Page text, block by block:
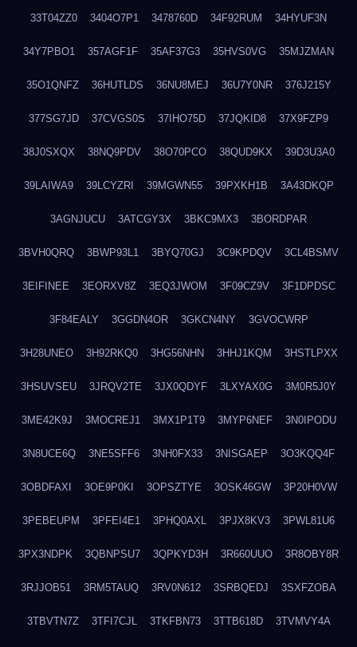
33T04ZZ0 3404O7P1 3478760D 34F92RUM 34HYUF3N
34Y7PBO1 357AGF1F 35AF37G3 35HVS0VG 35MJZMAN
35O1QNFZ 36HUTLDS 36NU8MEJ 36U7Y0NR 376J215Y
377SG7JD 37CVGS0S 37IHO75D 37JQKID8 37X9FZP9
38J0SXQX 38NQ9PDV 38O70PCO 38QUD9KX 39D3U3A0
39LAIWA9 39LCYZRI 39MGWN55 39PXKH1B 3A43DKQP
3AGNJUCU 3ATCGY3X 3BKC9MX3 3BORDPAR
3BVH0QRQ 3BWP93L1 3BYQ70GJ 3C9KPDQV 3CL4BSMV
3EIFINEE 3EORXV8Z 3EQ3JWOM 3F09CZ9V 3F1DPDSC
3F84EALY 3GGDN4OR 3GKCN4NY 3GVOCWRP
3H28UNEO 3H92RKQ0 3HG56NHN 3HHJ1KQM 3HSTLPXX
3HSUVSEU 3JRQV2TE 3JX0QDYF 3LXYAX0G 3M0R5J0Y
3ME42K9J 3MOCREJ1 3MX1P1T9 3MYP6NEF 3N0IPODU
3N8UCE6Q 3NE5SFF6 3NH0FX33 3NISGAEP 3O3KQQ4F
3OBDFAXI 3OE9P0KI 3OPSZTYE 3OSK46GW 3P20H0VW
3PEBEUPM 3PFEI4E1 3PHQ0AXL 3PJX8KV3 3PWL81U6
3PX3NDPK 3QBNPSU7 3QPKYD3H 3R660UUO 3R8OBY8R
3RJJOB51 3RM5TAUQ 3RV0N612 3SRBQEDJ 3SXFZOBA
3TBVTN7Z 3TFI7CJL 3TKFBN73 3TTB618D 3TVMVY4A